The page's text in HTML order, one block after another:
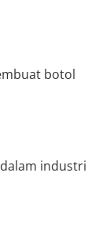
botol
industri